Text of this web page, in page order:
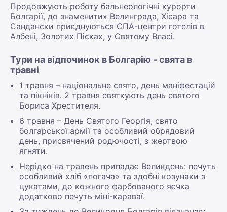
Продовжують роботу бальнеологічні курорти
Болгарії, до знаменитих Велинграда, Хісара та
Сандански приєднуються СПА-центри готелів в
Албені, Золотих Пісках, у Святому Власі.
Тури на відпочинок в Болгарію - свята в
травні
1 травня – національне свято, день маніфестацій
та пікніків. 2 травня святкують день святого
Бориса Хрестителя.
6 травня – День Святого Георгія, свято
болгарської армії та особливий обрядовий
день, присвячений родючості, з жертвою
ягняти.
Нерідко на травень припадає Великдень: печуть
особливий хліб «погача» та здобні козунаки з
цукатами, до кожного фарбованого яєчка
додатково печуть міні-караваї.